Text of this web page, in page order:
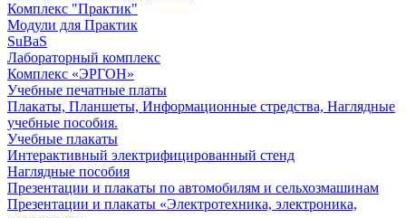
Комплекс "Практик"
Модули для Практик
SuBaS
Лабораторный комплекс
Комплекс «ЭРГОН»
Учебные печатные платы
Плакаты, Планшеты, Информационные стредства, Наглядные
учебные пособия.
Учебные плакаты
Интерактивный электрифицированный стенд
Наглядные пособия
Презентации и плакаты по автомобилям и сельхозмашинам
Презентации и плакаты «Электротехника, электроника,